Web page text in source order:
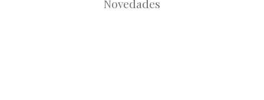
Novedades